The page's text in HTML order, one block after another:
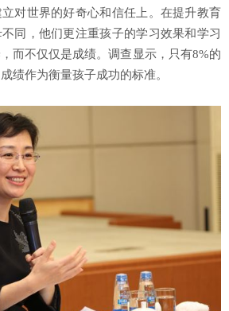
对世界的好奇心和信任上。在提升教育
同，他们更注重孩子的学习效果和学习
而不仅仅是成绩。调查显示，只有8%的
绩作为衡量孩子成功的标准。